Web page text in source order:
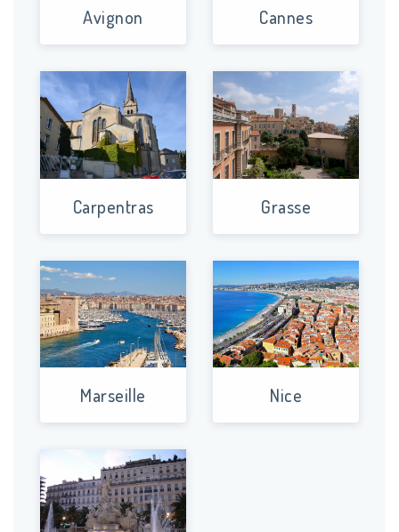
Avignon Cannes
Carpentras Grasse
Marseille Nice